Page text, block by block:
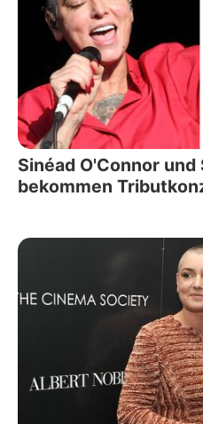
Sinéad O'Connor und
bekommen